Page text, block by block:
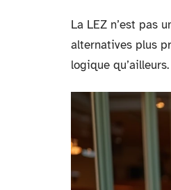
La LEZ n’est pas
alternatives plus
logique qu’ailleurs.